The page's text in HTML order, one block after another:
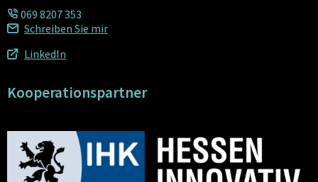
069 8207 353
Schreiben Sie mir
LinkedIn
Kooperationspartner